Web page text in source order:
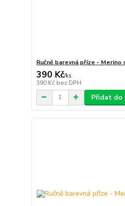
Ručně barevná příze - Merino
390 Kč/ks
390 Kč bez DPH
Přidat do